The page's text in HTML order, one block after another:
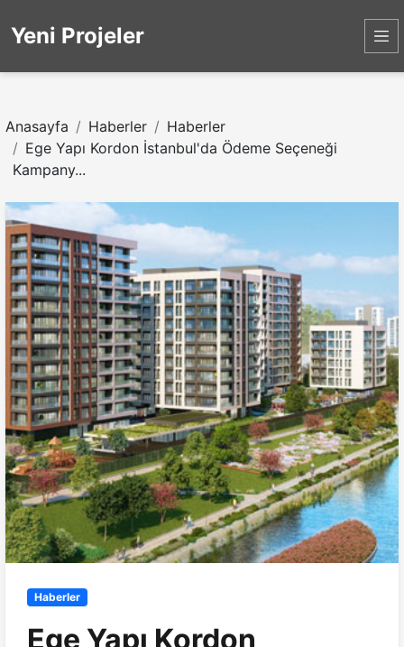
Yeni Projeler
Anasayfa Haberler
Haberler
Ege Yapı Kordon İstanbul'da Ödeme Seçeneği
Kampany...
Haberler
Ege Yapı Kordon